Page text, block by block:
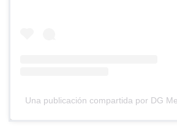
Una publicación compartida por DG